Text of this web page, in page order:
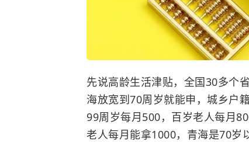
先说高龄生活津贴，全国30多个
海放宽到70周岁就能申，城乡户
99周岁每月500，百岁老人每月
老人每月能拿1000，青海是70岁